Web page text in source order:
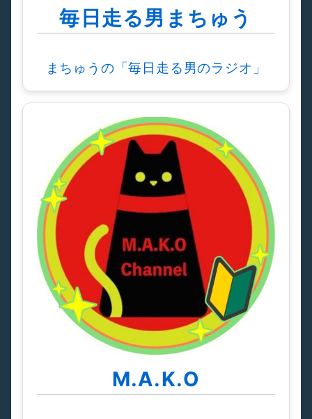
毎日走る男まちゅう
まちゅうの「毎日走る男のラジオ」
M.A.K.O